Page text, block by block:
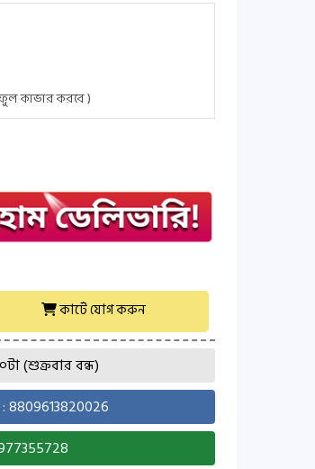
কাভার করবে )
কার্টে যোগ করুন
(শুক্রবার বন্ধ)